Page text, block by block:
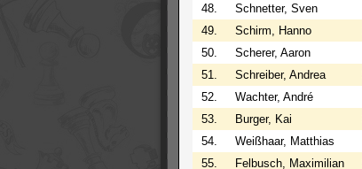
48.
Schnetter, Sven
49.
Schirm, Hanno
50.
Scherer, Aaron
51.
Schreiber, Andrea
52.
Wachter, André
53.
Burger, Kai
54.
Weißhaar, Matthias
55.
Felbusch, Maximilian